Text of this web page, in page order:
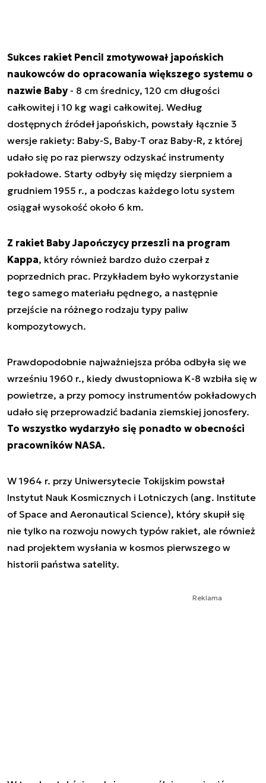
Sukces rakiet Pencil zmotywował japońskich
naukowców do opracowania większego systemu o
nazwie Baby- 8 cm średnicy, 120 cm długości
całkowitej i 10 kg wagi całkowitej. Według
dostępnych źródeł japońskich, powstały łącznie 3
wersje rakiety: Baby-S, Baby-T oraz Baby-R, z której
udało się po raz pierwszy odzyskać instrumenty
pokładowe. Starty odbyły się między sierpniem a
grudniem 1955 r., a podczas każdego lotu system
osiągał wysokość około 6 km.
Z rakiet Baby Japończycy przeszli na program
Kappa, który również bardzo dużo czerpał z
poprzednich prac. Przykładem było wykorzystanie
tego samego materiału pędnego, a następnie
przejście na różnego rodzaju typy paliw
kompozytowych.
Prawdopodobnie najważniejsza próba odbyła się we
wrześniu 1960 r., kiedy dwustopniowa K-8 wzbiła się w
powietrze, a przy pomocy instrumentów pokładowych
udało się przeprowadzić badania ziemskiej jonosfery.
To wszystko wydarzyło się ponadto w obecności
pracowników NASA.
W 1964 r. przy Uniwersytecie Tokijskim powstał
Instytut Nauk Kosmicznych i Lotniczych (ang. Institute
of Space and Aeronautical Science), który skupił się
nie tylko na rozwoju nowych typów rakiet, ale również
nad projektem wysłania w kosmos pierwszego w
historii państwa satelity.
Reklama